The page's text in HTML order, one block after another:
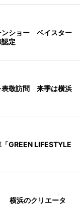
ンショー ベイスター
定
表敬訪問 来季は横浜
GREEN LIFESTYLE
横浜のクリエータ